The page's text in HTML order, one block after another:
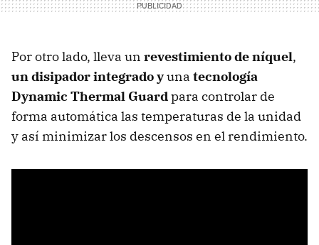
Por otro lado, lleva un revestimiento de níquel,
un disipador integrado yuna tecnología
Dynamic Thermal Guardpara controlar de
forma automática las temperaturas de la unidad
y así minimizar los descensos en el rendimiento.